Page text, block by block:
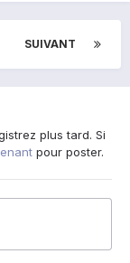
SUIVANT
plus tard. Si
pour poster.